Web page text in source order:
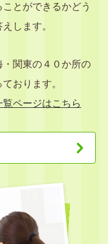
とができるかどう
します。
関東の４０か所の
おります。
ページはこちら